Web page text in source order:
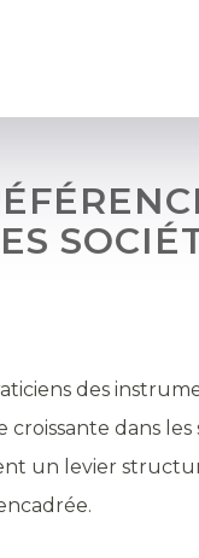
des
dans les
un levier